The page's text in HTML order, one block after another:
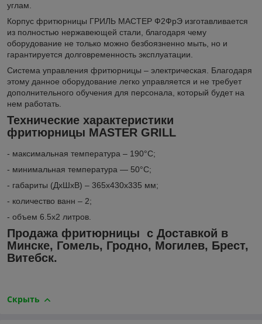
углам.
Корпус фритюрницы ГРИЛЬ МАСТЕР Ф2ФрЭ изготавливается
из полностью нержавеющей стали, благодаря чему
оборудование не только можно безбоязненно мыть, но и
гарантируется долговременность эксплуатации.
Система управления фритюрницы – электрическая. Благодаря
этому данное оборудование легко управляется и не требует
дополнительного обучения для персонала, который будет на
нем работать.
Технические характеристики
фритюрницы MASTER GRILL
- максимальная температура – 190°С;
- минимальная температура ― 50°С;
- габариты (ДхШхВ) – 365х430х335 мм;
- количество ванн – 2;
- объем 6.5х2 литров.
Продажа фритюрницы с Доставкой в
Минске, Гомель, Гродно, Могилев, Брест,
Витебск.
Скрыть